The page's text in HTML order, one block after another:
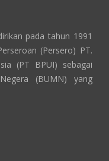
pada tahun 1991
(Persero) PT.
(PT BPUI) sebagai
(BUMN) yang